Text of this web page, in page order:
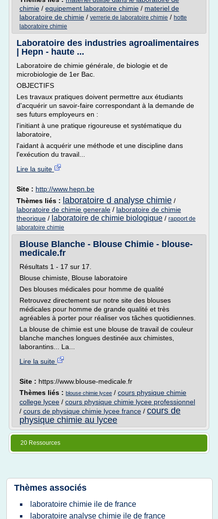
chimie / equipement laboratoire chimie / materiel de
laboratoire de chimie / verrerie de laboratoire chimie / hotte
laboratoire chimie
Laboratoire des industries agroalimentaires
| Hepn - haute ...
Laboratoire de chimie générale, de biologie et de
microbiologie de 1er Bac.
OBJECTIFS
Les travaux pratiques doivent permettre aux étudiants
d'acquérir un savoir-faire correspondant à la demande de
ses futurs employeurs en :
l'initiant à une pratique rigoureuse et systématique du
laboratoire,
l'aidant à acquérir une méthode et une discipline dans
l'exécution du travail...
Lire la suite
Site : http://www.hepn.be
Thèmes liés : laboratoire d analyse chimie /
laboratoire de chimie generale / laboratoire de chimie
theorique / laboratoire de chimie biologique / rapport de
laboratoire chimie
Blouse Blanche - Blouse Chimie - blouse-
medicale.fr
Résultats 1 - 17 sur 17.
Blouse chimiste, Blouse laboratoire
Des blouses médicales pour homme de qualité
Retrouvez directement sur notre site des blouses
médicales pour homme de grande qualité et très
agréables à porter pour réaliser vos tâches quotidiennes.
La blouse de chimie est une blouse de travail de couleur
blanche manches longues destinée aux chimistes,
laborantins... La...
Lire la suite
Site : https://www.blouse-medicale.fr
Thèmes liés : blouse chimie lycee / cours physique chimie
college lycee / cours physique chimie lycee professionnel
/ cours de physique chimie lycee france / cours de
physique chimie au lycee
20 Ressources
Thèmes associés
laboratoire chimie ile de france
laboratoire analyse chimie ile de france